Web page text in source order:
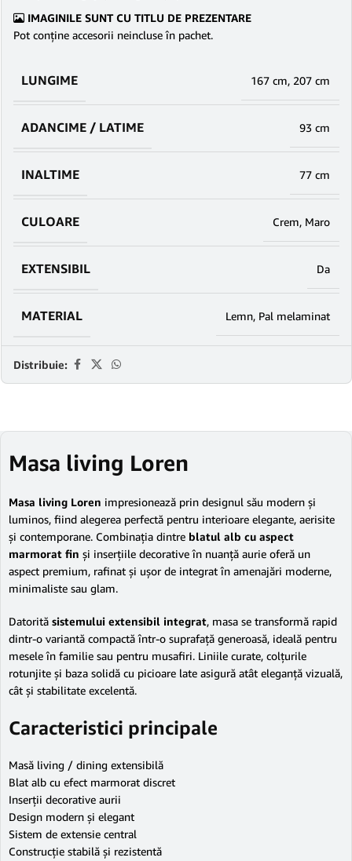
IMAGINILE SUNT CU TITLU DE PREZENTARE
Pot conține accesorii neincluse în pachet.
LUNGIME 167 cm, 207 cm
ADANCIME / LATIME 93 cm
INALTIME 77 cm
CULOARE Crem, Maro
EXTENSIBIL Da
MATERIAL Lemn, Pal melaminat
Distribuie:
Masa living Loren
Masa living Loren impresionează prin designul său modern și
luminos, fiind alegerea perfectă pentru interioare elegante, aerisite
și contemporane. Combinația dintre blatul alb cu aspect
marmorat fin și inserțiile decorative în nuanță aurie oferă un
aspect premium, rafinat și ușor de integrat în amenajări moderne,
minimaliste sau glam.
Datorită sistemului extensibil integrat, masa se transformă rapid
dintr-o variantă compactă într-o suprafață generoasă, ideală pentru
mesele în familie sau pentru musafiri. Liniile curate, colțurile
rotunjite și baza solidă cu picioare late asigură atât eleganță vizuală,
cât și stabilitate excelentă.
Caracteristici principale
Masă living / dining extensibilă
Blat alb cu efect marmorat discret
Inserții decorative aurii
Design modern și elegant
Sistem de extensie central
Construcție stabilă și rezistentă